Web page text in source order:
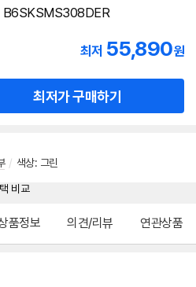
B6SKSMS308DER
최저 55,890원
최저가 구매하기
/ 색상: 그린
품정보 의견/리뷰 연관상품